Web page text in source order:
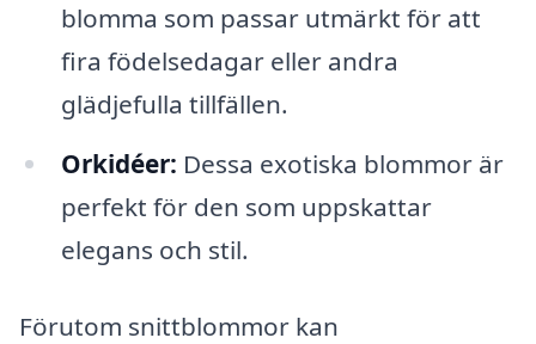
blomma som passar utmärkt för att
fira födelsedagar eller andra
glädjefulla tillfällen.
Orkidéer: Dessa exotiska blommor är
perfekt för den som uppskattar
elegans och stil.
Förutom snittblommor kan